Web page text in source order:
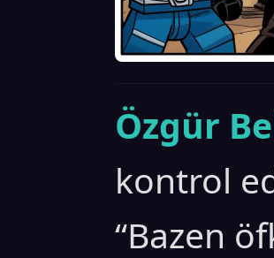
Özgür
kontrol
“Bazen